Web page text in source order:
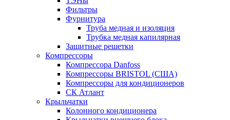
Фильтры
Фурнитура
Труба медная и изоляция
Трубка медная капилярная
Защитные решетки
Компрессоры
Компрессора Danfoss
Компрессоры BRISTOL (США)
Компрессоры для кондиционеров
СК Атлант
Крыльчатки
Колонного кондиционера